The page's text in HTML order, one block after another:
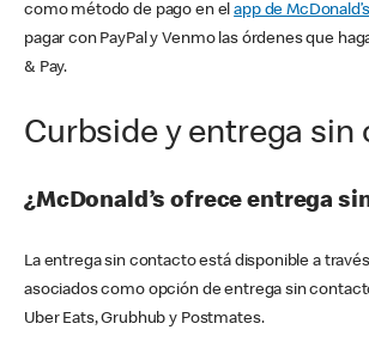
como método de pago en elapp de McDonald’s
pagar con PayPal y Venmo las órdenes que
& Pay.
Curbside y entrega sin
¿McDonald’s ofrece entrega
La entrega sin contacto está disponible a
asociados como opción de entrega sin
Uber Eats, Grubhub y Postmates.